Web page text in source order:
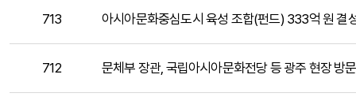
713 아시아문화중심도시 육성 조합(펀드) 333억 원 결
712 문체부 장관, 국립아시아문화전당 등 광주 현장 방문